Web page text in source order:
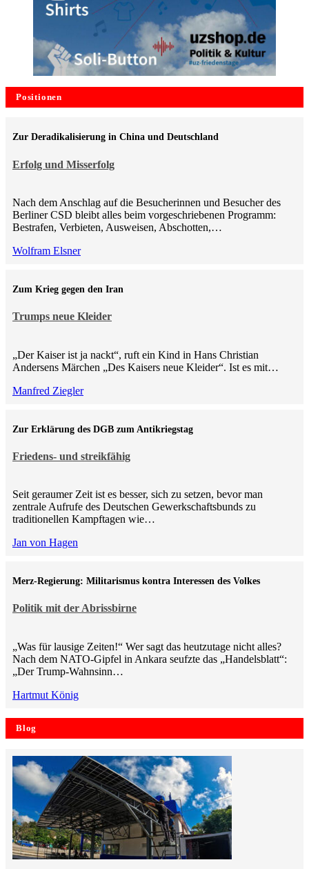
Positionen
Erfolg und Misserfolg
Zur Deradikalisierung in China und Deutschland
Nach dem Anschlag auf die Besucherinnen und Besucher des
Berliner CSD bleibt alles beim vorgeschriebenen Programm:
Bestrafen, Verbieten, Ausweisen, Abschotten,…
Wolfram Elsner
Trumps neue Kleider
Zum Krieg gegen den Iran
„Der Kaiser ist ja nackt“, ruft ein Kind in Hans Christian
Andersens Märchen „Des Kaisers neue Kleider“. Ist es mit…
Manfred Ziegler
Friedens- und streikfähig
Zur Erklärung des DGB zum Antikriegstag
Seit geraumer Zeit ist es besser, sich zu setzen, bevor man
zentrale Aufrufe des Deutschen Gewerkschaftsbunds zu
traditionellen Kampftagen wie…
Jan von Hagen
Politik mit der Abrissbirne
Merz-Regierung: Militarismus kontra Inte­ressen des Volkes
„Was für lausige Zeiten!“ Wer sagt das heutzutage nicht alles?
Nach dem NATO-Gipfel in Ankara seufzte das „Handelsblatt“:
„Der Trump-Wahnsinn…
Hartmut König
Blog